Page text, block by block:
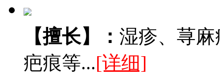
【擅长】： 湿疹、荨
疤痕等...[详细]